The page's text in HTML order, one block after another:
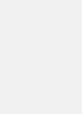
室
室
6樓B室及14樓B1室
大廈9樓
室
3樓B室
4&6室